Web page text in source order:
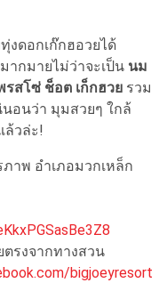
งดอกเก๊กฮอวยได้
กมายไม่ว่าจะเป็น นม
รสโซ่ ช็อต เก็กฮวย รวม
อนว่า มุมสวยๆ ใกล้
ล้วล่ะ!
าพ อำเภอมวกเหล็ก
ตรงจากทางสวน
bigjoeyresort